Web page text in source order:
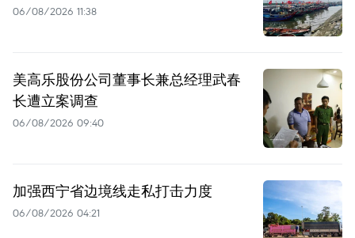
06/08/2026 11:38
美高乐股份公司董事长兼总经理武春
长遭立案调查
06/08/2026 09:40
加强西宁省边境线走私打击力度
06/08/2026 04:21